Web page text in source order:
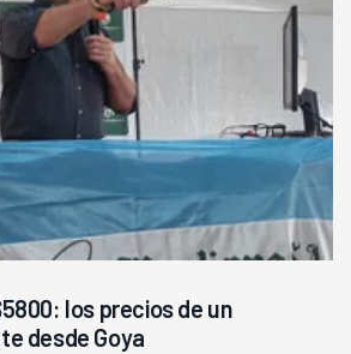
los precios de un
desde Goya